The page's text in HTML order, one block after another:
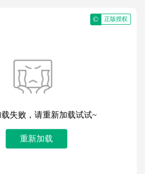
© 正版授权
失败，请重新加载试试~
重新加载